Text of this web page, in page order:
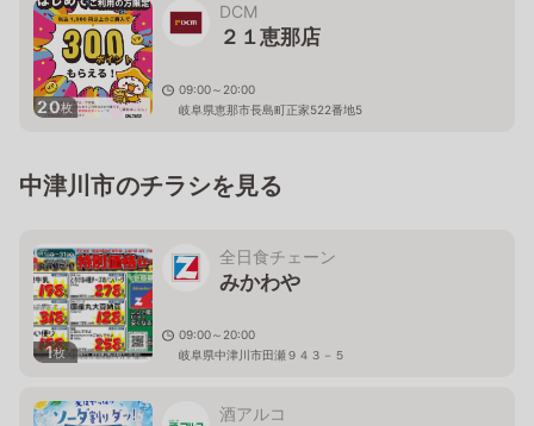
20枚
DCM
２１恵那店
09:00～20:00
岐阜県恵那市長島町正家522番地5
中津川市のチラシを見る
1枚
全日食チェーン
みかわや
09:00～20:00
岐阜県中津川市田瀬９４３－５
酒アルコ